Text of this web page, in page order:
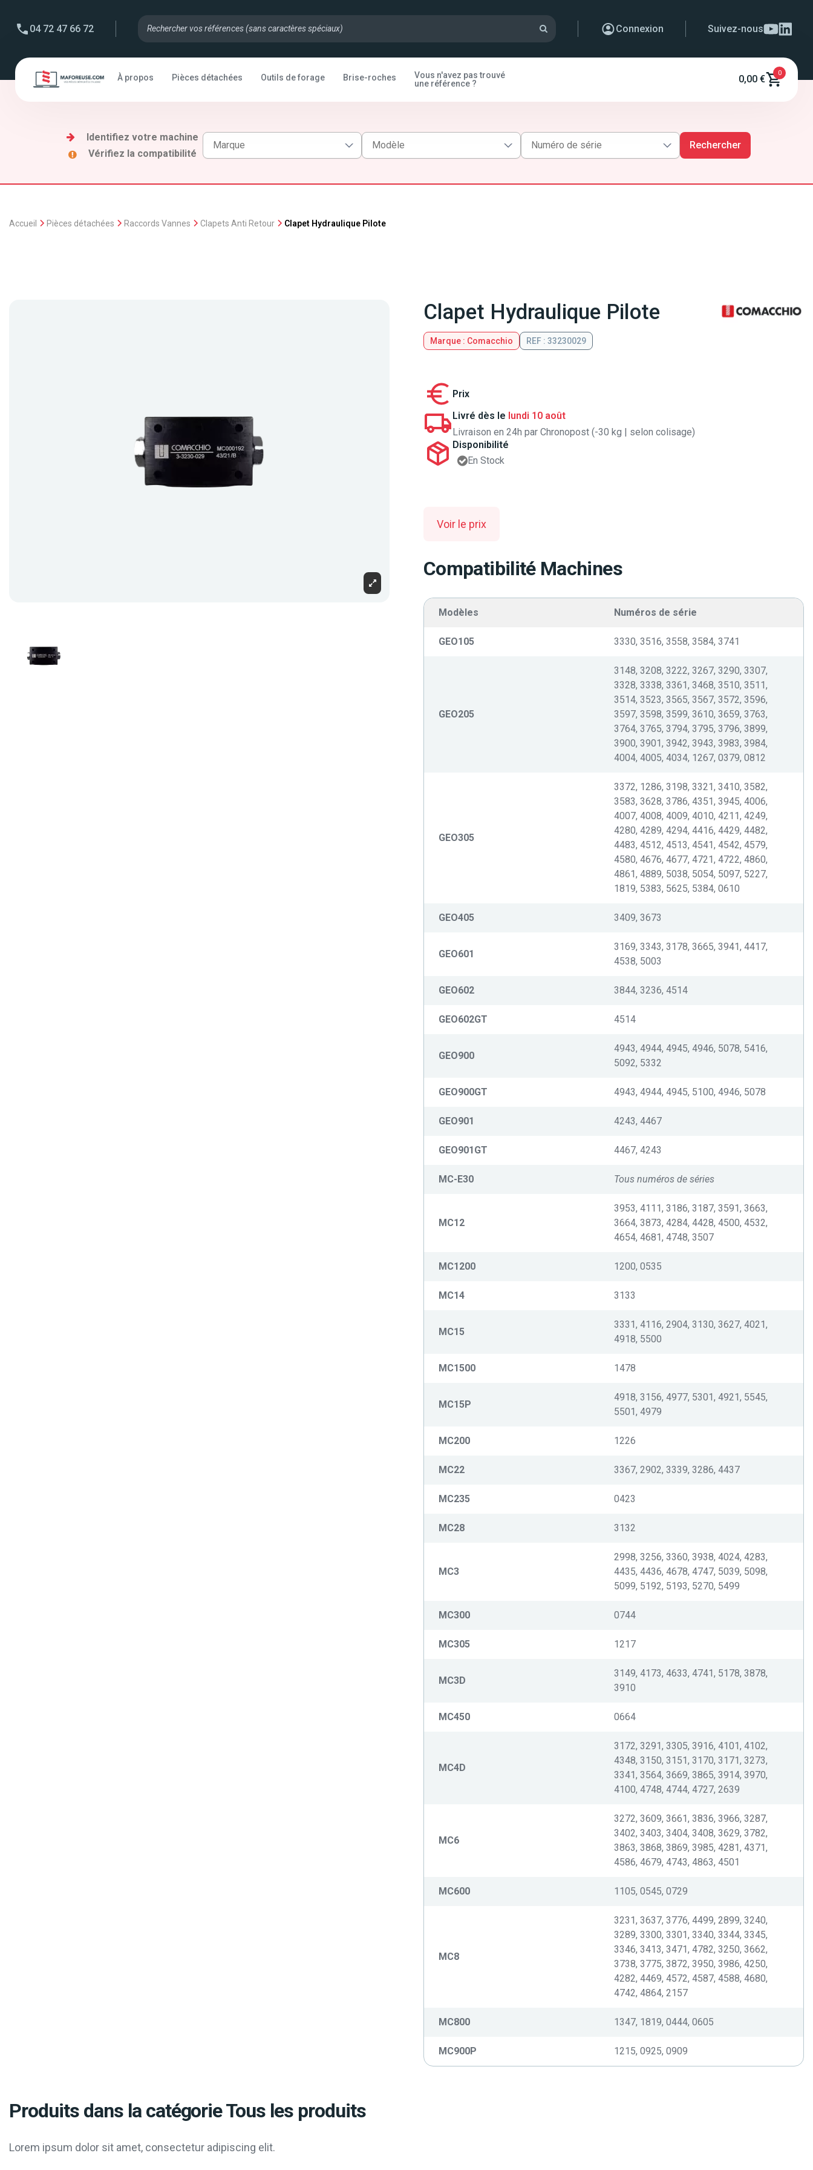
04 72 47 66 72 Connexion Suivez-nous
À propos Pièces détachées Outils de forage Brise-roches
Vous n'avez pas trouvé
une référence ?
0,00 €
0
Identifiez votre machine
Vérifiez la compatibilité
Rechercher
Accueil Pièces détachées Raccords Vannes Clapets Anti Retour Clapet Hydraulique Pilote
Clapet Hydraulique Pilote
Marque : Comacchio REF : 33230029
Prix
Livré dès le lundi 10 août
Livraison en 24h par Chronopost (-30 kg | selon colisage)
Disponibilité
En Stock
Voir le prix
Compatibilité Machines
Modèles Numéros de série
GEO105 3330, 3516, 3558, 3584, 3741
GEO205
3148, 3208, 3222, 3267, 3290, 3307,
3328, 3338, 3361, 3468, 3510, 3511,
3514, 3523, 3565, 3567, 3572, 3596,
3597, 3598, 3599, 3610, 3659, 3763,
3764, 3765, 3794, 3795, 3796, 3899,
3900, 3901, 3942, 3943, 3983, 3984,
4004, 4005, 4034, 1267, 0379, 0812
GEO305
3372, 1286, 3198, 3321, 3410, 3582,
3583, 3628, 3786, 4351, 3945, 4006,
4007, 4008, 4009, 4010, 4211, 4249,
4280, 4289, 4294, 4416, 4429, 4482,
4483, 4512, 4513, 4541, 4542, 4579,
4580, 4676, 4677, 4721, 4722, 4860,
4861, 4889, 5038, 5054, 5097, 5227,
1819, 5383, 5625, 5384, 0610
GEO405 3409, 3673
GEO601
3169, 3343, 3178, 3665, 3941, 4417,
4538, 5003
GEO602 3844, 3236, 4514
GEO602GT 4514
GEO900
4943, 4944, 4945, 4946, 5078, 5416,
5092, 5332
GEO900GT 4943, 4944, 4945, 5100, 4946, 5078
GEO901 4243, 4467
GEO901GT 4467, 4243
MC-E30 Tous numéros de séries
MC12
3953, 4111, 3186, 3187, 3591, 3663,
3664, 3873, 4284, 4428, 4500, 4532,
4654, 4681, 4748, 3507
MC1200 1200, 0535
MC14 3133
MC15
3331, 4116, 2904, 3130, 3627, 4021,
4918, 5500
MC1500 1478
MC15P
4918, 3156, 4977, 5301, 4921, 5545,
5501, 4979
MC200 1226
MC22 3367, 2902, 3339, 3286, 4437
MC235 0423
MC28 3132
MC3
2998, 3256, 3360, 3938, 4024, 4283,
4435, 4436, 4678, 4747, 5039, 5098,
5099, 5192, 5193, 5270, 5499
MC300 0744
MC305 1217
MC3D
3149, 4173, 4633, 4741, 5178, 3878,
3910
MC450 0664
MC4D
3172, 3291, 3305, 3916, 4101, 4102,
4348, 3150, 3151, 3170, 3171, 3273,
3341, 3564, 3669, 3865, 3914, 3970,
4100, 4748, 4744, 4727, 2639
MC6
3272, 3609, 3661, 3836, 3966, 3287,
3402, 3403, 3404, 3408, 3629, 3782,
3863, 3868, 3869, 3985, 4281, 4371,
4586, 4679, 4743, 4863, 4501
MC600 1105, 0545, 0729
MC8
3231, 3637, 3776, 4499, 2899, 3240,
3289, 3300, 3301, 3340, 3344, 3345,
3346, 3413, 3471, 4782, 3250, 3662,
3738, 3775, 3872, 3950, 3986, 4250,
4282, 4469, 4572, 4587, 4588, 4680,
4742, 4864, 2157
MC800 1347, 1819, 0444, 0605
MC900P 1215, 0925, 0909
Produits dans la catégorie Tous les produits
Lorem ipsum dolor sit amet, consectetur adipiscing elit.